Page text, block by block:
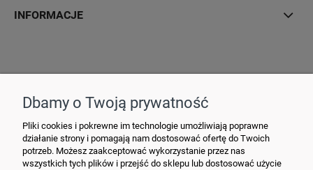
INFORMACJE
+48790635548• MAIL: ydypl
Dbamy o Twoją prywatność
Pliki cookies i pokrewne im technologie umożliwiają poprawne
działanie strony i pomagają nam dostosować ofertę do Twoich
potrzeb. Możesz zaakceptować wykorzystanie przez nas
wszystkich tych plików i przejść do sklepu lub dostosować użycie